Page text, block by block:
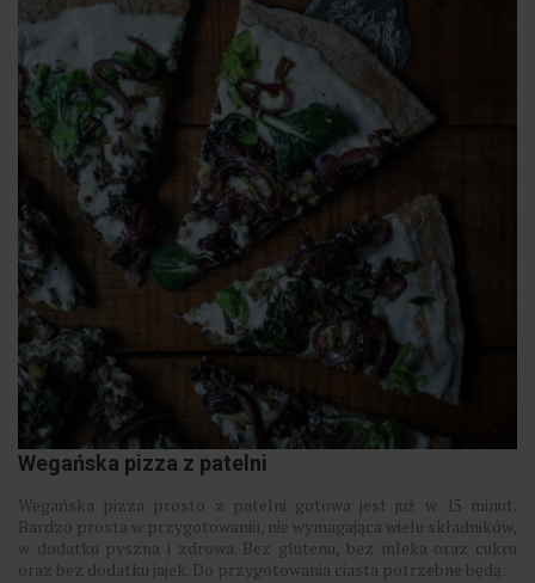
Wegańska pizza z patelni
Wegańska pizza prosto z patelni gotowa jest już w 15 minut.
Bardzo prosta w przygotowaniu, nie wymagająca wielu składników,
w dodatku pyszna i zdrowa. Bez glutenu, bez mleka oraz cukru
oraz bez dodatku jajek. Do przygotowania ciasta potrzebne będą: